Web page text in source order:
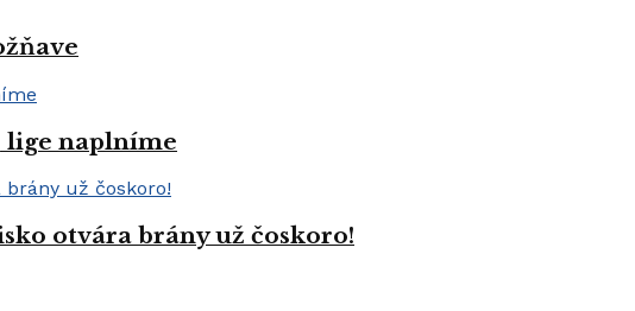
lige naplníme
otvára brány už čoskoro!